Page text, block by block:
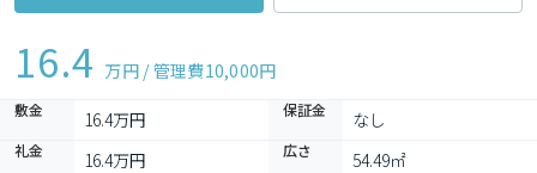
16.4 万円 / 管理費10,000円
敷金 16.4万円 保証金 なし
礼金 16.4万円 広さ 54.49㎡